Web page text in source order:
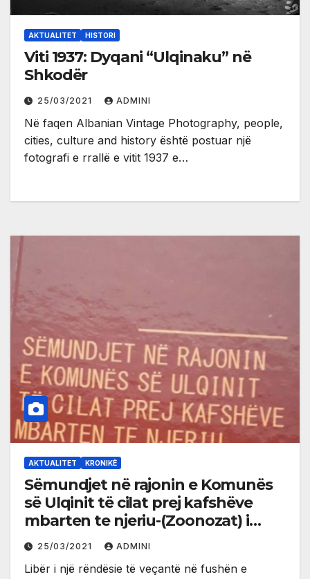
AKTUALITET HISTORI
Viti 1937: Dyqani “Ulqinaku” në
Shkodër
25/03/2021 ADMINI
Në faqen Albanian Vintage Photography, people,
cities, culture and history është postuar një
fotografi e rrallë e vitit 1937 e…
AKTUALITET KRONIKË
Sëmundjet në rajonin e Komunës
së Ulqinit të cilat prej kafshëve
mbarten te njeriu-(Zoonozat) i
Ruzhdi Hasanagës
25/03/2021 ADMINI
Libër i një rëndësie të veçantë në fushën e